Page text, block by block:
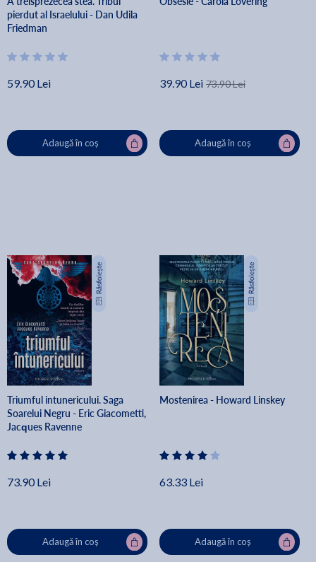
pierdut al Israelului - Dan Udila
Friedman
59.90 Lei
Adaugă în coș
39.90 Lei 73.90 Lei
Adaugă în coș
Triumful intunericului. Saga
Soarelui Negru - Eric Giacometti,
Jacques Ravenne
73.90 Lei
Adaugă în coș
Mostenirea - Howard Linskey
63.33 Lei
Adaugă în coș